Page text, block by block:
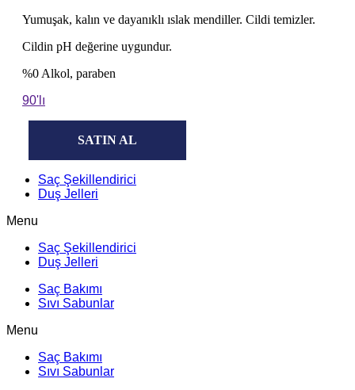
Yumuşak, kalın ve dayanıklı ıslak mendiller. Cildi temizler.
Cildin pH değerine uygundur.
%0 Alkol, paraben
90'lı
SATIN AL
Saç Şekillendirici
Duş Jelleri
Menu
Saç Şekillendirici
Duş Jelleri
Saç Bakımı
Sıvı Sabunlar
Menu
Saç Bakımı
Sıvı Sabunlar